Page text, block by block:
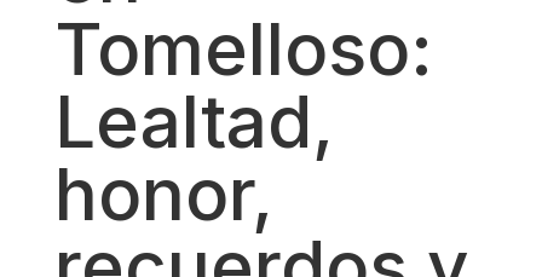
Tomelloso:
Lealtad,
honor,